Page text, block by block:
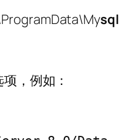
sql
，例如：